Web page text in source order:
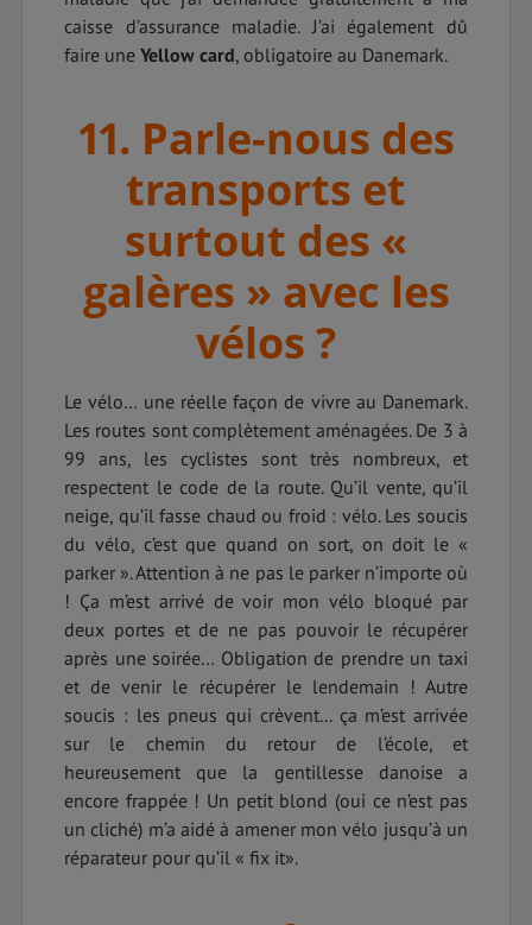
caisse d’assurance maladie. J’ai également dû
faire une Yellow card, obligatoire au Danemark.
11. Parle-nous des
transports et
surtout des «
galères » avec les
vélos ?
Le vélo… une réelle façon de vivre au Danemark.
Les routes sont complètement aménagées. De 3 à
99 ans, les cyclistes sont très nombreux, et
respectent le code de la route. Qu’il vente, qu’il
neige, qu’il fasse chaud ou froid : vélo. Les soucis
du vélo, c’est que quand on sort, on doit le «
parker ». Attention à ne pas le parker n’importe où
! Ça m’est arrivé de voir mon vélo bloqué par
deux portes et de ne pas pouvoir le récupérer
après une soirée… Obligation de prendre un taxi
et de venir le récupérer le lendemain ! Autre
soucis : les pneus qui crèvent... ça m’est arrivée
sur le chemin du retour de l’école, et
heureusement que la gentillesse danoise a
encore frappée ! Un petit blond (oui ce n’est pas
un cliché) m’a aidé à amener mon vélo jusqu’à un
réparateur pour qu’il « fix it».